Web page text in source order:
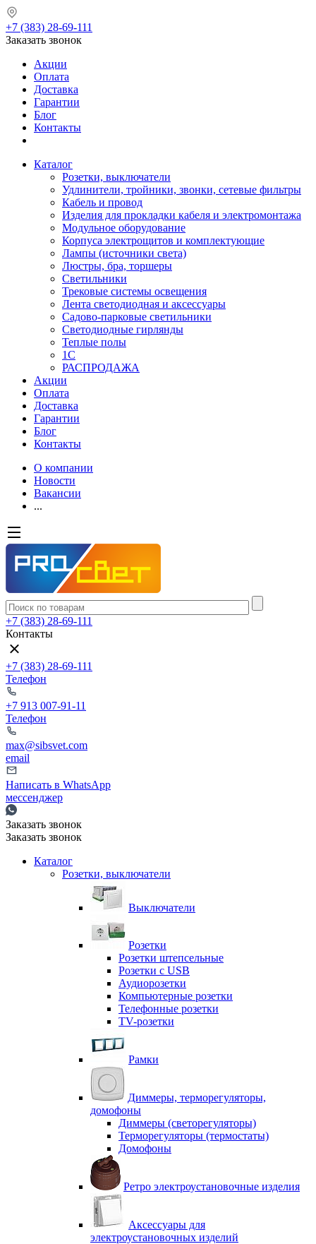
+7 (383) 28-69-111
Заказать звонок
Акции
Оплата
Доставка
Гарантии
Блог
Контакты
Каталог
Розетки, выключатели
Удлинители, тройники, звонки, сетевые фильтры
Кабель и провод
Изделия для прокладки кабеля и электромонтажа
Модульное оборудование
Корпуса электрощитов и комплектующие
Лампы (источники света)
Люстры, бра, торшеры
Светильники
Трековые системы освещения
Лента светодиодная и аксессуары
Садово-парковые светильники
Светодиодные гирлянды
Теплые полы
1С
РАСПРОДАЖА
Акции
Оплата
Доставка
Гарантии
Блог
Контакты
О компании
Новости
Вакансии
...
+7 (383) 28-69-111
Контакты
+7 (383) 28-69-111
Телефон
+7 913 007-91-11
Телефон
max@sibsvet.com
email
Написать в WhatsApp
мессенджер
Заказать звонок
Заказать звонок
Каталог
Розетки, выключатели
Выключатели
Розетки
Розетки штепсельные
Розетки с USB
Аудиорозетки
Компьютерные розетки
Телефонные розетки
TV-розетки
Рамки
Диммеры, терморегуляторы,
домофоны
Диммеры (светорегуляторы)
Терморегуляторы (термостаты)
Домофоны
Ретро электроустановочные изделия
Аксессуары для
электроустановочных изделий